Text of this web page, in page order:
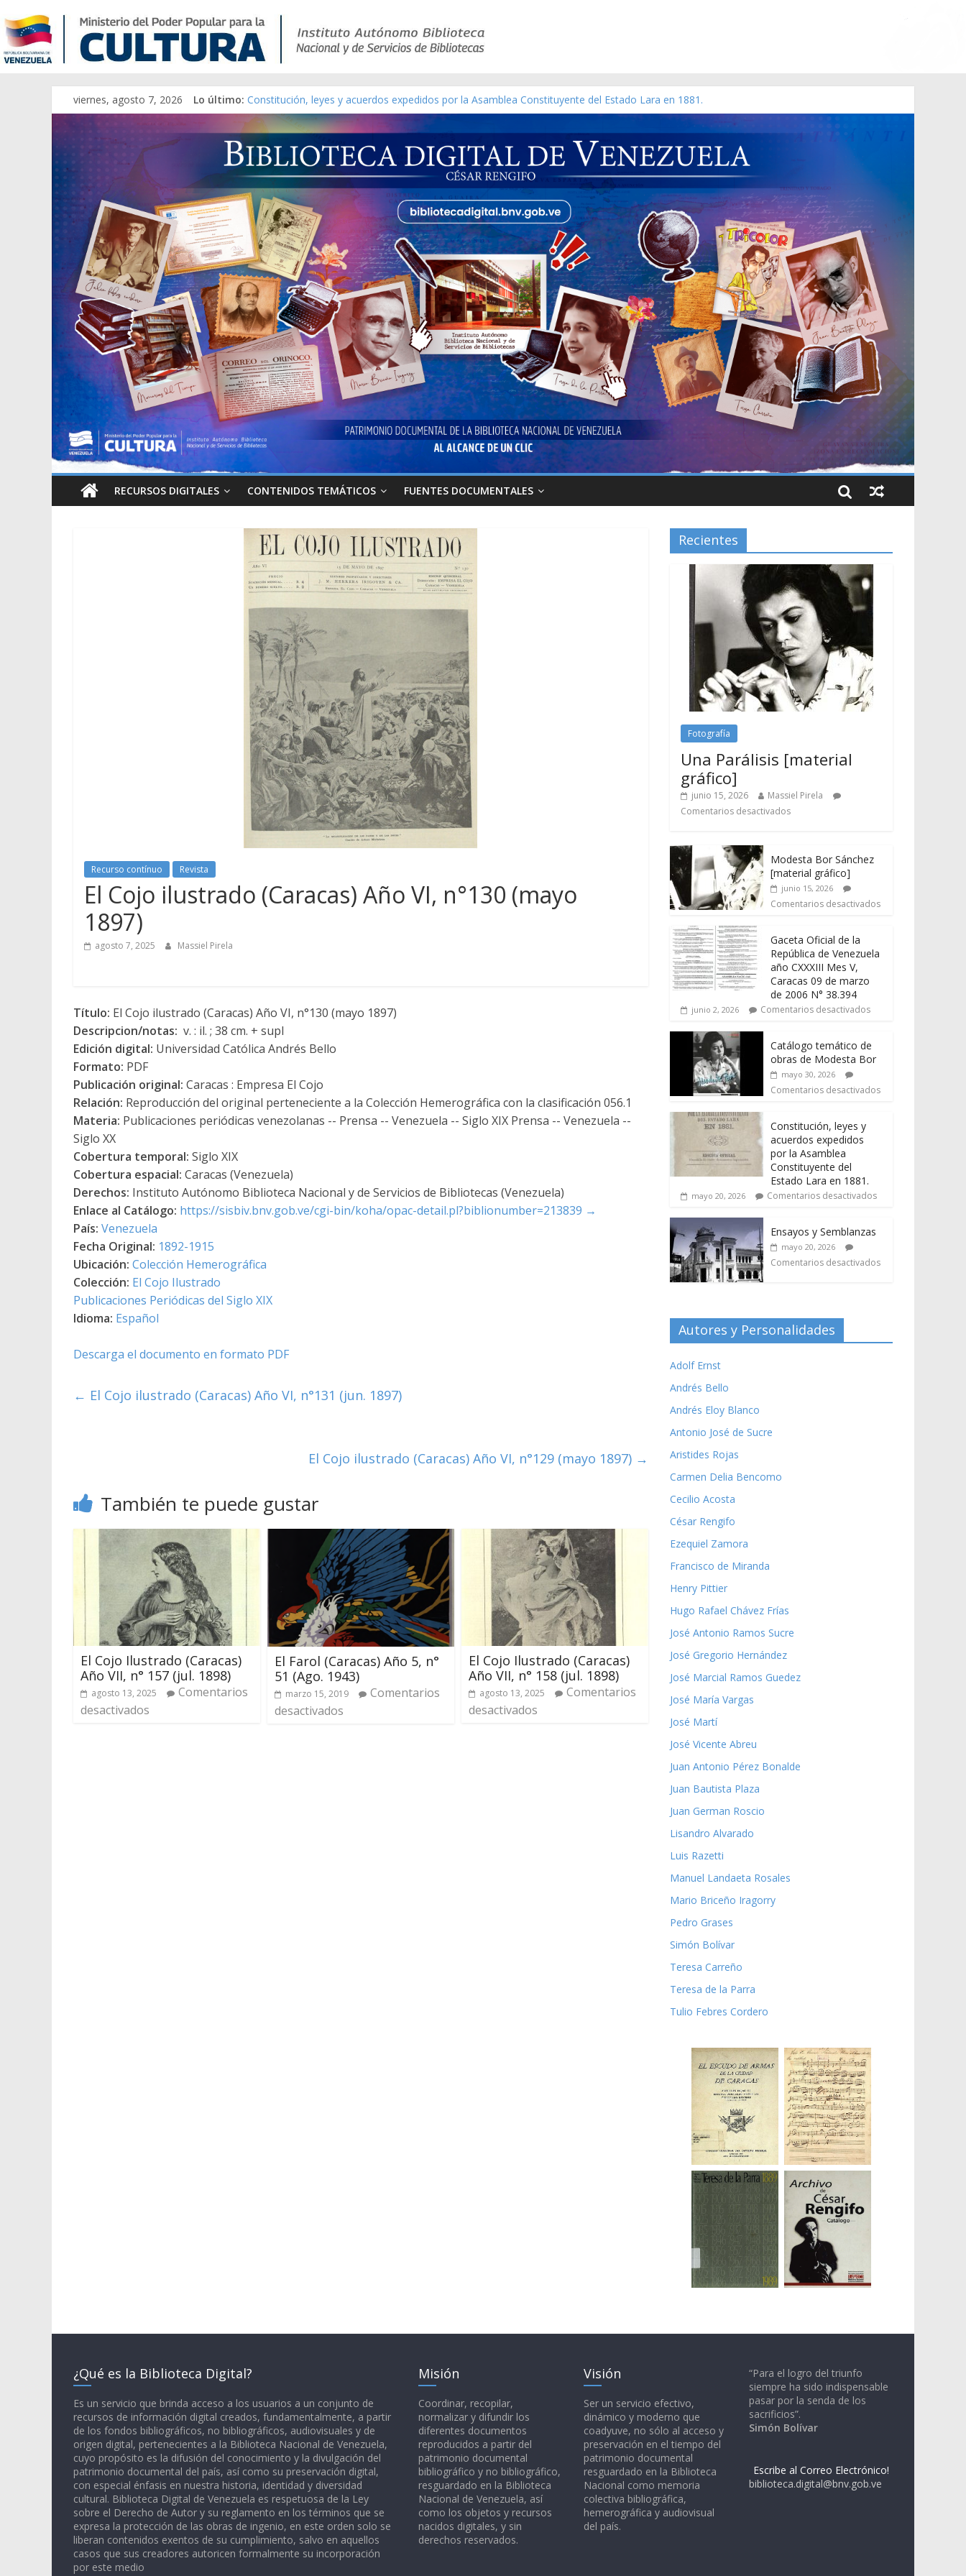
viernes, agosto 7, 2026 Lo último: Constitución, leyes y acuerdos expedidos por la Asamblea Constituyente del Estado Lara en 1881.
Una Parálisis [material gráfico]
Modesta Bor Sánchez [material gráfico]
Gaceta Oficial de la República de Venezuela año CXXXIII Mes V, Caracas 09 de marzo de 2006 N° 38.394
Catálogo temático de obras de Modesta Bor
RECURSOS DIGITALES CONTENIDOS TEMÁTICOS FUENTES DOCUMENTALES
Recurso contínuo Revista
El Cojo ilustrado (Caracas) Año VI, n°130 (mayo
1897)
agosto 7, 2025 Massiel Pirela
Título: El Cojo ilustrado (Caracas) Año VI, n°130 (mayo 1897)
Descripcion/notas: v. : il. ; 38 cm. + supl
Edición digital: Universidad Católica Andrés Bello
Formato: PDF
Publicación original: Caracas : Empresa El Cojo
Relación: Reproducción del original perteneciente a la Colección Hemerográfica con la clasificación 056.1
Materia: Publicaciones periódicas venezolanas -- Prensa -- Venezuela -- Siglo XIX Prensa -- Venezuela --
Siglo XX
Cobertura temporal: Siglo XIX
Cobertura espacial: Caracas (Venezuela)
Derechos: Instituto Autónomo Biblioteca Nacional y de Servicios de Bibliotecas (Venezuela)
Enlace al Catálogo: https://sisbiv.bnv.gob.ve/cgi-bin/koha/opac-detail.pl?biblionumber=213839 →
País: Venezuela
Fecha Original: 1892-1915
Ubicación: Colección Hemerográfica
Colección: El Cojo Ilustrado
Publicaciones Periódicas del Siglo XIX
Idioma: Español
Descarga el documento en formato PDF
← El Cojo ilustrado (Caracas) Año VI, n°131 (jun. 1897)
El Cojo ilustrado (Caracas) Año VI, n°129 (mayo 1897) →
También te puede gustar
El Cojo Ilustrado (Caracas)
Año VII, n° 157 (jul. 1898)
agosto 13, 2025
Comentarios
desactivados
El Farol (Caracas) Año 5, n°
51 (Ago. 1943)
marzo 15, 2019
Comentarios
desactivados
El Cojo Ilustrado (Caracas)
Año VII, n° 158 (jul. 1898)
agosto 13, 2025
Comentarios
desactivados
Recientes
Fotografía
Una Parálisis [material
gráfico]
junio 15, 2026
Massiel Pirela
Comentarios desactivados
Modesta Bor Sánchez
[material gráfico]
junio 15, 2026
Comentarios desactivados
Gaceta Oficial de la
República de Venezuela
año CXXXIII Mes V,
Caracas 09 de marzo
de 2006 N° 38.394
junio 2, 2026 Comentarios desactivados
Catálogo temático de
obras de Modesta Bor
mayo 30, 2026
Comentarios desactivados
Constitución, leyes y
acuerdos expedidos
por la Asamblea
Constituyente del
Estado Lara en 1881.
mayo 20, 2026 Comentarios desactivados
Ensayos y Semblanzas
mayo 20, 2026
Comentarios desactivados
Autores y Personalidades
Adolf Ernst
Andrés Bello
Andrés Eloy Blanco
Antonio José de Sucre
Aristides Rojas
Carmen Delia Bencomo
Cecilio Acosta
César Rengifo
Ezequiel Zamora
Francisco de Miranda
Henry Pittier
Hugo Rafael Chávez Frías
José Antonio Ramos Sucre
José Gregorio Hernández
José Marcial Ramos Guedez
José María Vargas
José Martí
José Vicente Abreu
Juan Antonio Pérez Bonalde
Juan Bautista Plaza
Juan German Roscio
Lisandro Alvarado
Luis Razetti
Manuel Landaeta Rosales
Mario Briceño Iragorry
Pedro Grases
Simón Bolívar
Teresa Carreño
Teresa de la Parra
Tulio Febres Cordero
¿Qué es la Biblioteca Digital?
Es un servicio que brinda acceso a los usuarios a un conjunto de
recursos de información digital creados, fundamentalmente, a partir
de los fondos bibliográficos, no bibliográficos, audiovisuales y de
origen digital, pertenecientes a la Biblioteca Nacional de Venezuela,
cuyo propósito es la difusión del conocimiento y la divulgación del
patrimonio documental del país, así como su preservación digital,
con especial énfasis en nuestra historia, identidad y diversidad
cultural. Biblioteca Digital de Venezuela es respetuosa de la Ley
sobre el Derecho de Autor y su reglamento en los términos que se
expresa la protección de las obras de ingenio, en este orden solo se
liberan contenidos exentos de su cumplimiento, salvo en aquellos
casos que sus creadores autoricen formalmente su incorporación
por este medio
Misión
Coordinar, recopilar,
normalizar y difundir los
diferentes documentos
reproducidos a partir del
patrimonio documental
bibliográfico y no bibliográfico,
resguardado en la Biblioteca
Nacional de Venezuela, así
como los objetos y recursos
nacidos digitales, y sin
derechos reservados.
Visión
Ser un servicio efectivo,
dinámico y moderno que
coadyuve, no sólo al acceso y
preservación en el tiempo del
patrimonio documental
resguardado en la Biblioteca
Nacional como memoria
colectiva bibliográfica,
hemerográfica y audiovisual
del país.
“Para el logro del triunfo
siempre ha sido indispensable
pasar por la senda de los
sacrificios”.
Simón Bolívar
Escribe al Correo Electrónico!
biblioteca.digital@bnv.gob.ve